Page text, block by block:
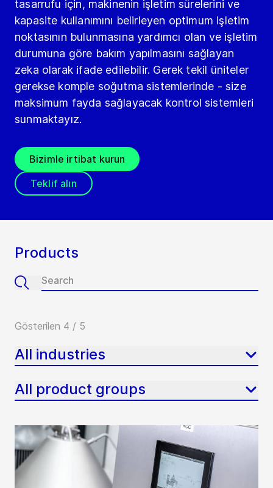
tasarrufu için, makinenin işletim sürelerini ve
kapasite kullanımını belirleyen optimum işletim
noktasının bulunmasına yardımcı olan ve işletim
durumuna göre bakım yapılmasını sağlayan
zeka olarak ifade edilebilir. Gerek tekil üniteler
gerekse komple soğutma sistemlerinde - size
maksimum fayda sağlayacak kontrol sistemleri
sunmaktayız.
Bizimle irtibat kurun
Teklif alın
Products
Gösterilen 4 / 5
All industries
All product groups